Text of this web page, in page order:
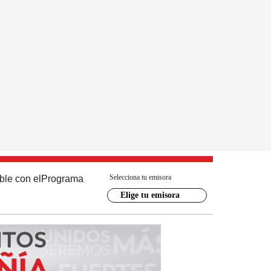
con el Programa Selecciona tu emisora
Elige tu emisora